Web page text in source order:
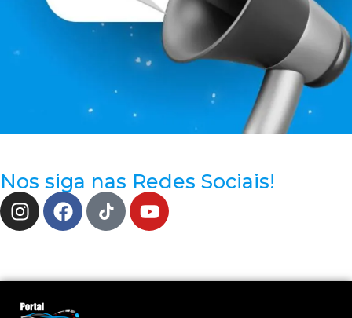
Nos siga nas Redes Sociais!